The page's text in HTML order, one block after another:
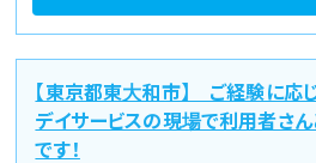
【東京都東大和市】 ご経験に応
デイサービスの現場で利用者さ
です！